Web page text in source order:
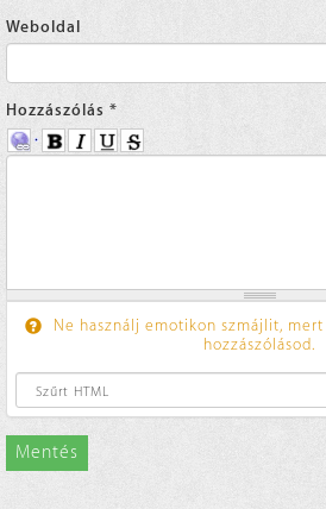
Weboldal
Hozzászólás *
Ne használj emotikon szmájlit,
hozzászólásod.
Mentés